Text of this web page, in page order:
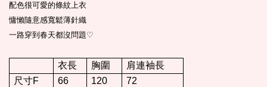
配色很可愛的條紋上衣
慵懶隨意感寬鬆薄針織
一路穿到春天都沒問題♡
衣長 胸圍
肩連袖長
尺寸F
66 120 72